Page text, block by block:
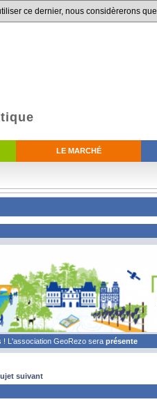
ce dernier, nous considèrerons
LE MARCHÉ
! L'association GeoRezo sera présente
suivant